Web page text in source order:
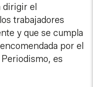
el
trabajadores
y que se cumpla
por el
es